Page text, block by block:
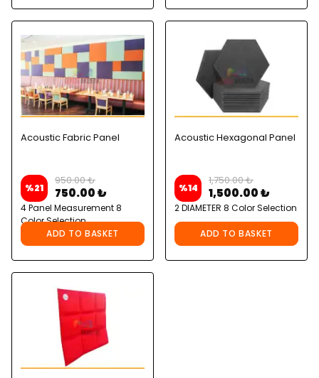
Acoustic Fabric Panel
%21
950.00 ₺
750.00 ₺
4 Panel Measurement 8
Color Selection
ADD TO BASKET
Acoustic Hexagonal Panel
%14
1,750.00 ₺
1,500.00 ₺
2 DIAMETER 8 Color Selection
ADD TO BASKET